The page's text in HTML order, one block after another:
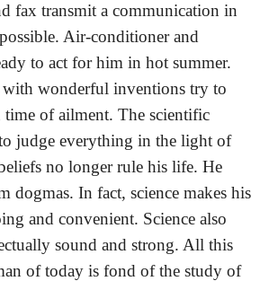
fax transmit a communication in
Air-conditioner and
to act for him in hot summer.
with wonderful inventions try to
time of ailment. The scientific
judge everything in the light of
no longer rule his life. He
dogmas. In fact, science makes his
and convenient. Science also
sound and strong. All this
of today is fond of the study of